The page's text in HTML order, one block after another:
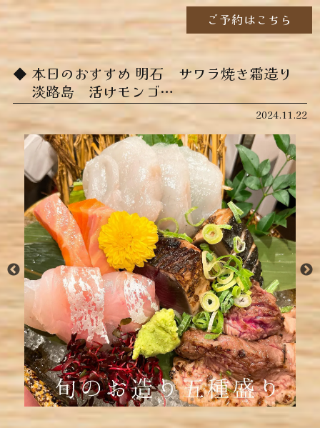
ご予約はこちら
本日のおすすめ ︎明石 サワラ焼き霜造り ︎
淡路島 活けモンゴ…
2024.11.22